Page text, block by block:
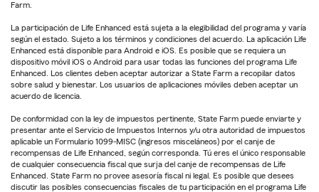
Farm.
La participación de Life Enhanced está sujeta a la elegibilidad del programa y varía
según el estado. Sujeto a los términos y condiciones del acuerdo. La aplicación Life
Enhanced está disponible para Android e iOS. Es posible que se requiera un
dispositivo móvil iOS o Android para usar todas las funciones del programa Life
Enhanced. Los clientes deben aceptar autorizar a State Farm a recopilar datos
sobre salud y bienestar. Los usuarios de aplicaciones móviles deben aceptar un
acuerdo de licencia.
De conformidad con la ley de impuestos pertinente, State Farm puede enviarte y
presentar ante el Servicio de Impuestos Internos y/u otra autoridad de impuestos
aplicable un Formulario 1099-MISC (ingresos misceláneos) por el canje de
recompensas de Life Enhanced, según corresponda. Tú eres el único responsable
de cualquier consecuencia fiscal que surja del canje de recompensas de Life
Enhanced. State Farm no provee asesoría fiscal ni legal. Es posible que desees
discutir las posibles consecuencias fiscales de tu participación en el programa Life